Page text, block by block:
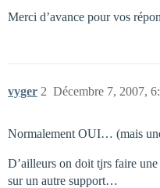
Merci d’avance pour vos
vyger Décembre 7, 2007,
2
Normalement OUI… (mais
D’ailleurs on doit tjrs faire une
sur un autre support…